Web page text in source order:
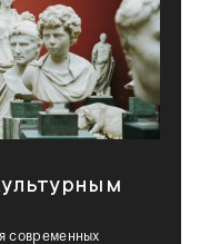
современных